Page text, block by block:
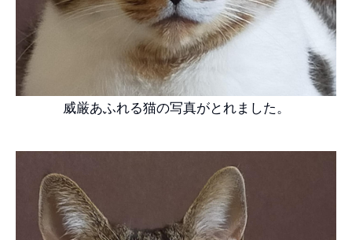
威厳あふれる猫の写真がとれました。